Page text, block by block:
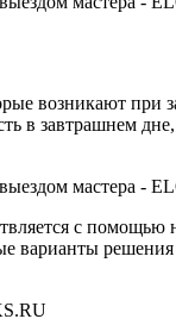
возникают при
в завтрашнем
с